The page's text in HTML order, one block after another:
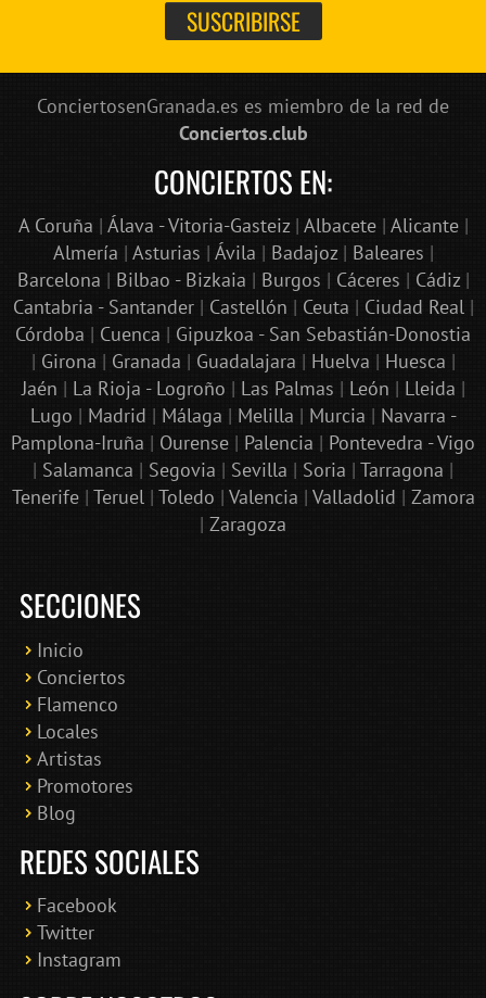
ConciertosenGranada.es es miembro de la red de
Conciertos.club
CONCIERTOS EN:
A Coruña | Álava - Vitoria-Gasteiz| Albacete| Alicante|
Almería | Asturias | Ávila | Badajoz| Baleares |
Barcelona | Bilbao - Bizkaia | Burgos | Cáceres | Cádiz|
Cantabria - Santander| Castellón | Ceuta | Ciudad Real|
Córdoba | Cuenca | Gipuzkoa - San Sebastián-Donostia
| Girona | Granada | Guadalajara | Huelva | Huesca |
Jaén | La Rioja - Logroño | Las Palmas | León | Lleida |
Lugo | Madrid | Málaga | Melilla | Murcia | Navarra -
Pamplona-Iruña | Ourense | Palencia | Pontevedra - Vigo
| Salamanca | Segovia | Sevilla | Soria | Tarragona |
Tenerife| Teruel| Toledo | Valencia | Valladolid | Zamora
| Zaragoza
SECCIONES
Inicio
Conciertos
Flamenco
Locales
Artistas
Promotores
Blog
REDES SOCIALES
Facebook
Twitter
Instagram